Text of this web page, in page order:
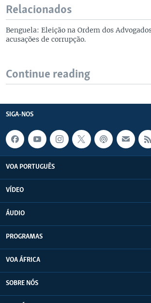
Relacionados
Benguela: Eleição na Ordem dos
acusações de corrupção.
Continue reading
SIGA-NOS
VOA PORTUGUÊS
VÍDEO
ÁUDIO
PROGRAMAS
VOA ÁFRICA
SOBRE NÓS